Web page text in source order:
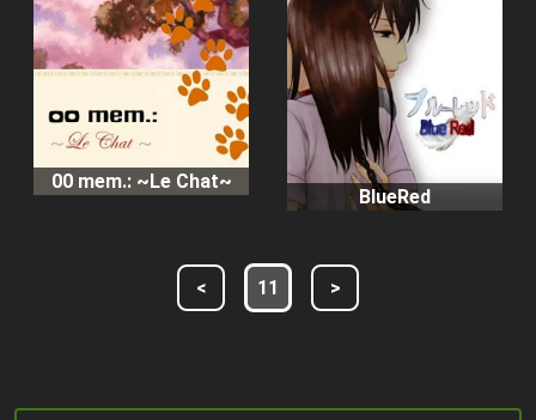
00 mem.: ~Le Chat~
BlueRed
< 11 >